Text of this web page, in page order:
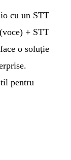
cu un STT
+ STT
o soluție
pentru